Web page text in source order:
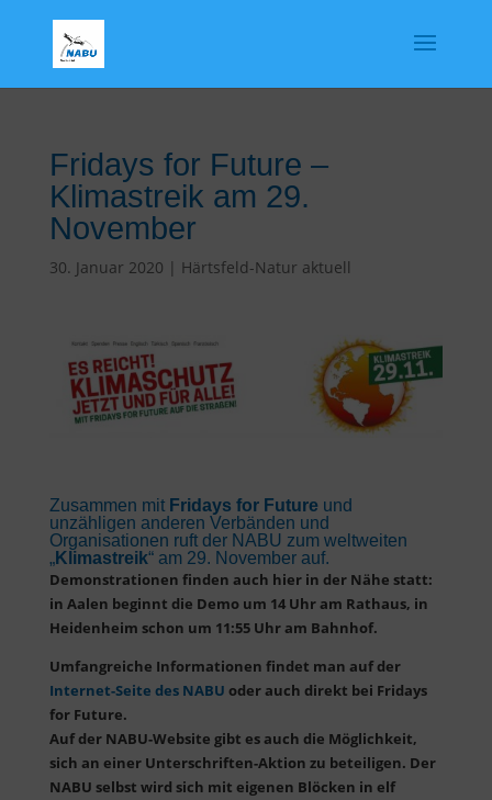
Fridays for Future –
Klimastreik am 29.
November
30. Januar 2020 | Härtsfeld-Natur aktuell
Zusammen mit Fridays for Future und
unzähligen anderen Verbänden und
Organisationen ruft der NABU zum weltweiten
„Klimastreik“ am 29. November auf.
Demonstrationen finden auch hier in der Nähe statt:
in Aalen beginnt die Demo um 14 Uhr am Rathaus, in
Heidenheim schon um 11:55 Uhr am Bahnhof.
Umfangreiche Informationen findet man auf der
Internet-Seite des NABU oder auch direkt bei Fridays
for Future.
Auf der NABU-Website gibt es auch die Möglichkeit,
sich an einer Unterschriften-Aktion zu beteiligen. Der
NABU selbst wird sich mit eigenen Blöcken in elf